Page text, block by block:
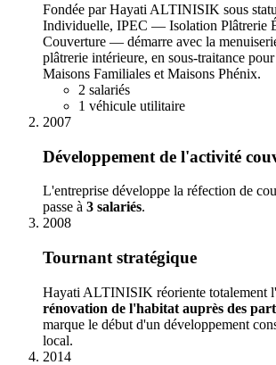
Fondée par Hayati ALTINISIK sous
Individuelle, IPEC — Isolation Plâtrerie
Couverture — démarre avec la
plâtrerie intérieure, en sous-traitance
Maisons Familiales et Maisons Phénix.
2 salariés
1 véhicule utilitaire
2007
Développement de l'activité
L'entreprise développe la réfection de
passe à 3 salariés.
2008
Tournant stratégique
Hayati ALTINISIK réoriente totalement
rénovation de l'habitat auprès des
marque le début d'un développement
local.
2014